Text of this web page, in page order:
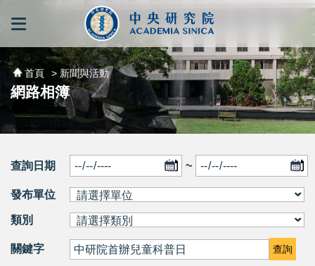
跳到主要內容區塊
首頁 > 新聞與活動
網路相簿
查詢日期 ~
發布單位
類別
關鍵字 查詢